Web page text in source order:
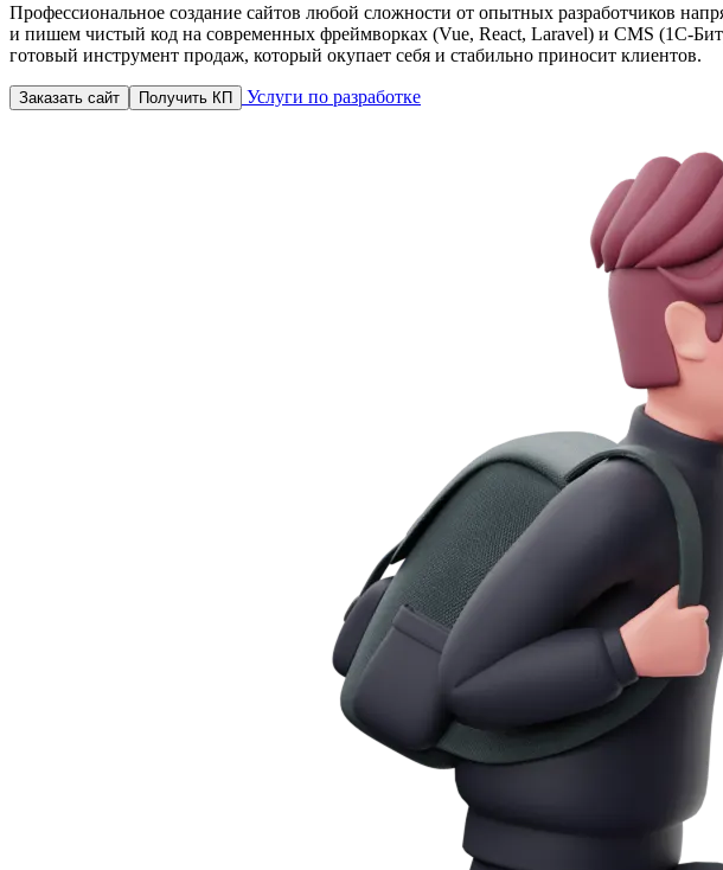
Профессиональное создание сайтов любой сложности от опытных разработчиков
и пишем чистый код на современных фреймворках (Vue, React, Laravel) и CMS (1С-
готовый инструмент продаж, который окупает себя и стабильно приносит клиентов.
Заказать сайт Получить КП Услуги по разработке